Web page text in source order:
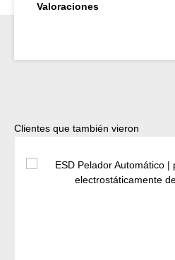
Valoraciones
Omitir la galería de productos
Clientes que también vieron